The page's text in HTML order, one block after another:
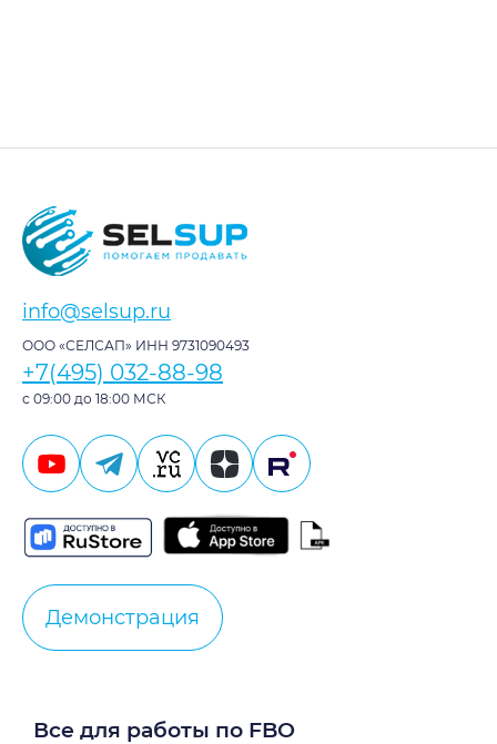
info@selsup.ru
ООО «СЕЛСАП» ИНН 9731090493
+7(495) 032-88-98
с 09:00 до 18:00 МСК
Демонстрация
Все для работы по FBO